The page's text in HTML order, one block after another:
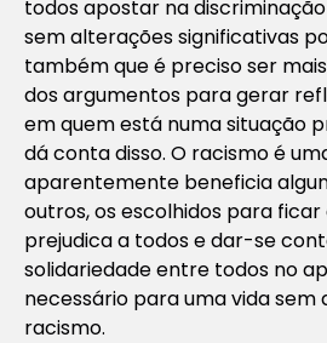
todos apostar na
sem alterações significativas
também que é preciso ser
dos argumentos para gerar
em quem está numa situação
dá conta disso. O racismo é
aparentemente beneficia
outros, os escolhidos para ficar
prejudica a todos e dar-se
solidariedade entre todos no
necessário para uma vida sem
racismo.